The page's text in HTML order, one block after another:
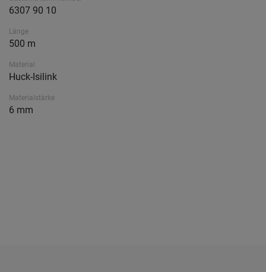
6307 90 10
Länge
500 m
Material
Huck-Isilink
Materialstärke
6 mm